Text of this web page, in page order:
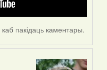
каб пакідаць каментары.